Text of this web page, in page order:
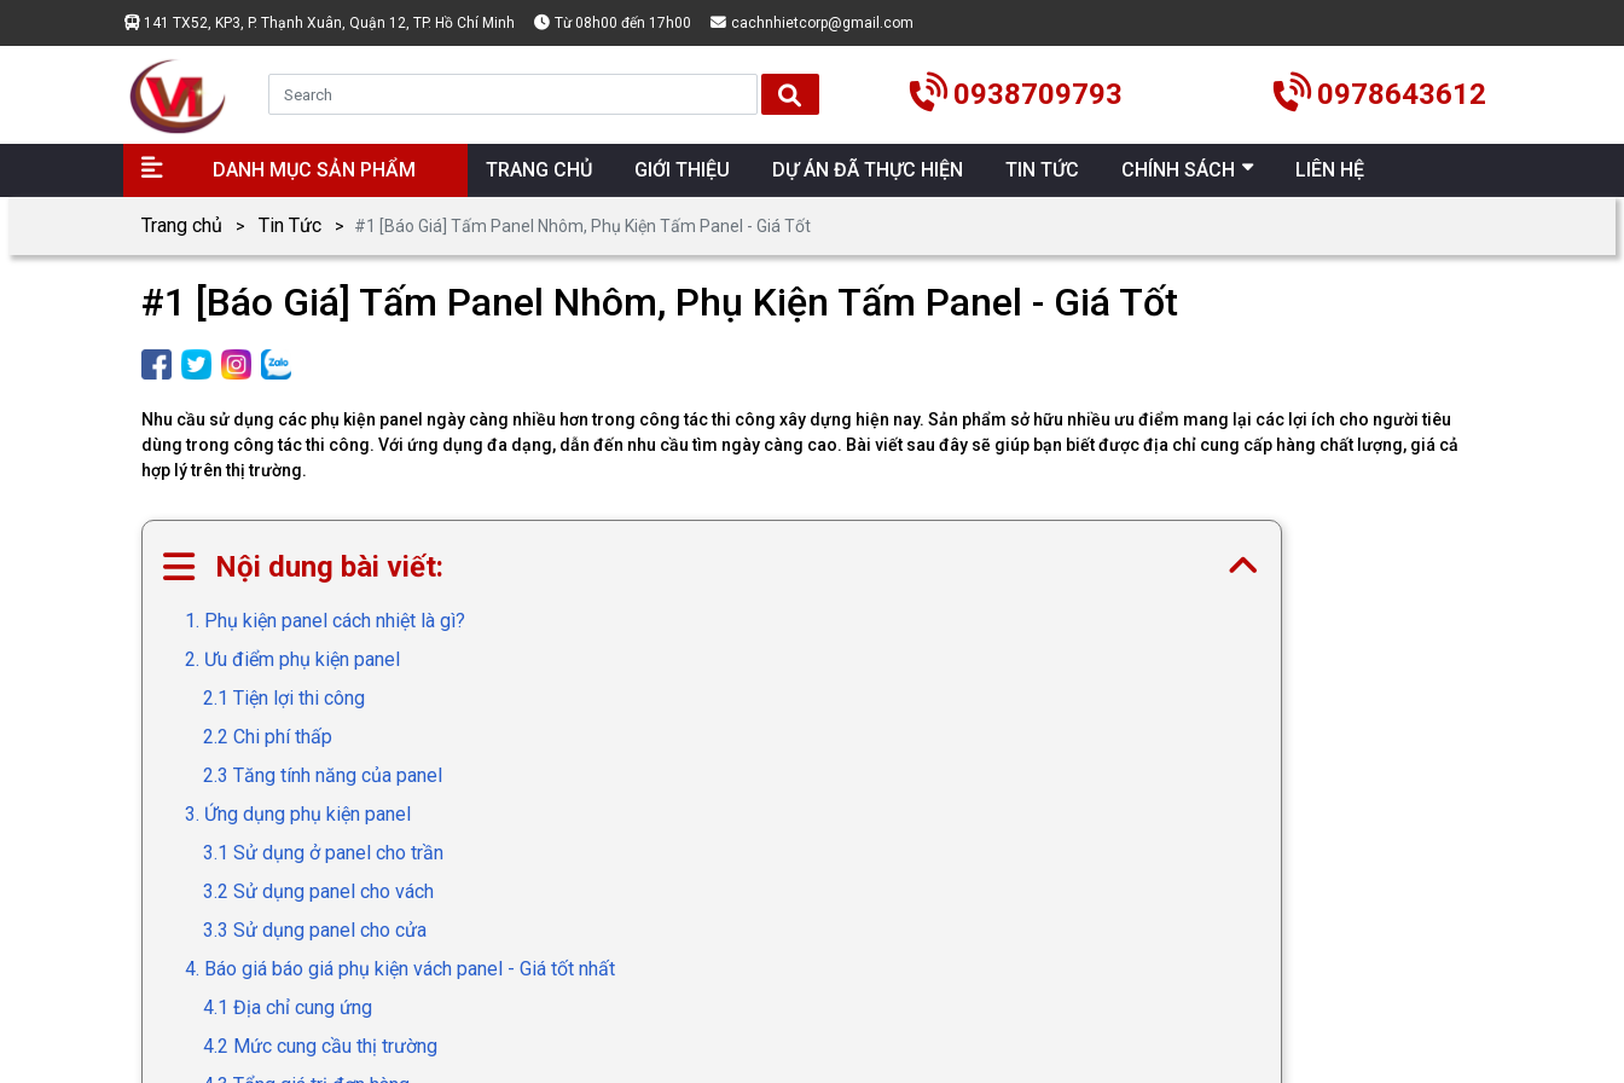
141 TX52, KP3, P. Thạnh Xuân, Quận 12, TP. Hồ Chí Minh Từ 08h00 đến 17h00 cachnhietcorp@gmail.com
0938709793 0978643612
DANH MỤC SẢN PHẨM TRANG CHỦ GIỚI THIỆU DỰ ÁN ĐÃ THỰC HIỆN TIN TỨC CHÍNH SÁCH LIÊN HỆ
Trang chủ Tin Tức #1 [Báo Giá] Tấm Panel Nhôm, Phụ Kiện Tấm Panel - Giá Tốt
#1 [Báo Giá] Tấm Panel Nhôm, Phụ Kiện Tấm Panel - Giá Tốt
Nhu cầu sử dụng các phụ kiện panel ngày càng nhiều hơn trong công tác thi công xây dựng hiện nay. Sản phẩm sở hữu nhiều ưu điểm mang lại các lợi ích cho người tiêu
dùng trong công tác thi công. Với ứng dụng đa dạng, dẫn đến nhu cầu tìm ngày càng cao. Bài viết sau đây sẽ giúp bạn biết được địa chỉ cung cấp hàng chất lượng, giá cả
hợp lý trên thị trường.
Nội dung bài viết:
1. Phụ kiện panel cách nhiệt là gì?
2. Ưu điểm phụ kiện panel
2.1 Tiện lợi thi công
2.2 Chi phí thấp
2.3 Tăng tính năng của panel
3. Ứng dụng phụ kiện panel
3.1 Sử dụng ở panel cho trần
3.2 Sử dụng panel cho vách
3.3 Sử dụng panel cho cửa
4. Báo giá báo giá phụ kiện vách panel - Giá tốt nhất
4.1 Địa chỉ cung ứng
4.2 Mức cung cầu thị trường